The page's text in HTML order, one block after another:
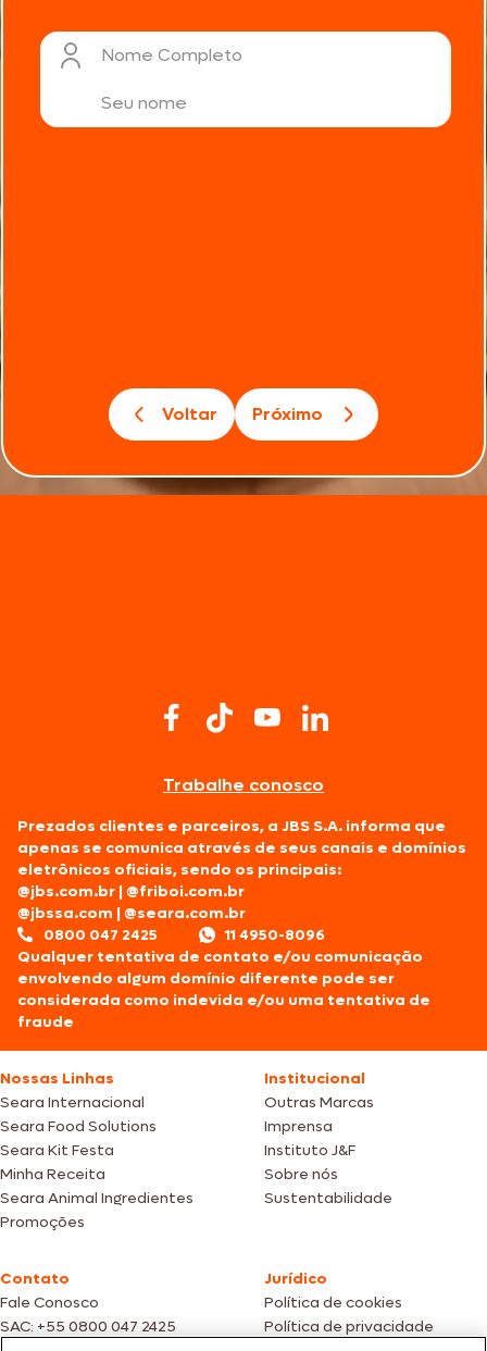
Nome Completo
Voltar Próximo
Trabalhe conosco
Prezados clientes e parceiros, a JBS S.A. informa que
apenas se comunica através de seus canais e domínios
eletrônicos oficiais, sendo os principais:
@jbs.com.br |@friboi.com.br
@jbssa.com |@seara.com.br
0800 047 2425
11 4950-8096
Qualquer tentativa de contato e/ou comunicação
envolvendo algum domínio diferente pode ser
considerada como indevida e/ou uma tentativa de
fraude
Nossas Linhas
Seara Internacional
Seara Food Solutions
Seara Kit Festa
Minha Receita
Seara Animal Ingredientes
Promoções
Institucional
Outras Marcas
Imprensa
Instituto J&F
Sobre nós
Sustentabilidade
Contato
Fale Conosco
SAC: +55 0800 047 2425
Jurídico
Política de cookies
Política de privacidade